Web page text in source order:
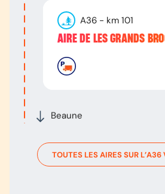
Beaune
A36 - km 101
AIRE DE LES GRANDS
TOUTES LES AIRES SUR L’A36